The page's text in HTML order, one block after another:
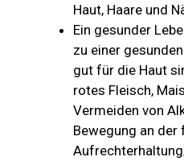
Haut, Haare und
Ein gesunder
zu einer
gut für die Haut
rotes Fleisch,
Vermeiden von
Bewegung an